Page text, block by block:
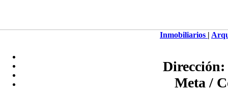
Inmobiliarios |
Dirección:
Meta /